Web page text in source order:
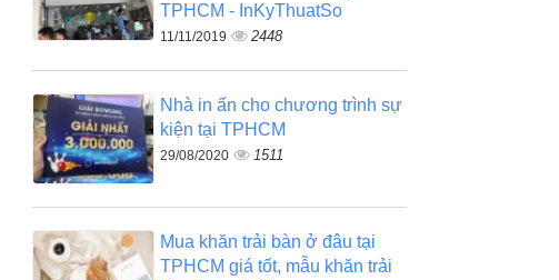
TPHCM - InKyThuatSo
11/11/2019 2448
Nhà in ấn cho chương trình sự
kiện tại TPHCM
29/08/2020 1511
Mua khăn trải bàn ở đâu tại
TPHCM giá tốt, mẫu khăn trải